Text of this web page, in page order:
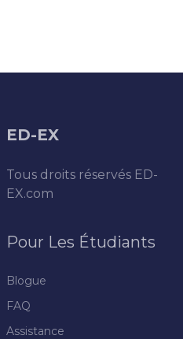
ED-EX
Tous droits réservés ED-
EX.com
Pour Les Étudiants
Blogue
FAQ
Assistance